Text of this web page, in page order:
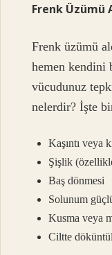
Frenk
Frenk üzümü
hemen kendini
vücudunuz
nelerdir? İşte
Kaşıntı veya
Şişlik
Baş dönmesi
Solunum
Kusma veya
Ciltte